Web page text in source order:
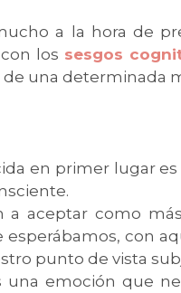
a la hora de
los sesgos
una determinada
en primer lugar
a aceptar como
con
punto de vista
una emoción que